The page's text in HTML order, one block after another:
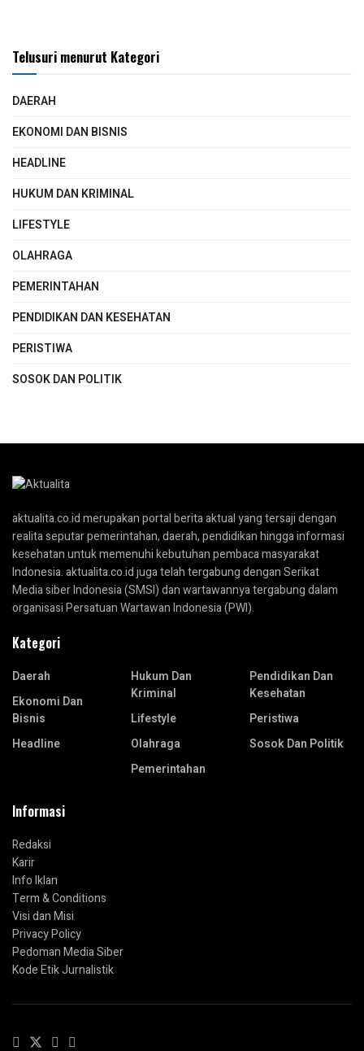
Telusuri menurut Kategori
DAERAH
EKONOMI DAN BISNIS
HEADLINE
HUKUM DAN KRIMINAL
LIFESTYLE
OLAHRAGA
PEMERINTAHAN
PENDIDIKAN DAN KESEHATAN
PERISTIWA
SOSOK DAN POLITIK
aktualita.co.id merupakan portal berita aktual yang tersaji dengan
realita seputar pemerintahan, daerah, pendidikan hingga informasi
kesehatan untuk memenuhi kebutuhan pembaca masyarakat
Indonesia. aktualita.co.id juga telah tergabung dengan Serikat
Media siber Indonesia (SMSI) dan wartawannya tergabung dalam
organisasi Persatuan Wartawan Indonesia (PWI).
Kategori
Daerah
Ekonomi Dan
Bisnis
Headline
Hukum Dan
Kriminal
Lifestyle
Olahraga
Pemerintahan
Pendidikan Dan
Kesehatan
Peristiwa
Sosok Dan Politik
Informasi
Redaksi
Karir
Info Iklan
Term & Conditions
Visi dan Misi
Privacy Policy
Pedoman Media Siber
Kode Etik Jurnalistik